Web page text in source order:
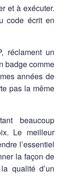
et à exécuter.
code écrit en
réclament un
badge comme
années de
pas la même
beaucoup
Le meilleur
l’essentiel
la façon de
qualité d’un